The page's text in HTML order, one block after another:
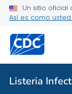
Un sitio oficial
Así es como
Listeria
Salud pública
Listeria